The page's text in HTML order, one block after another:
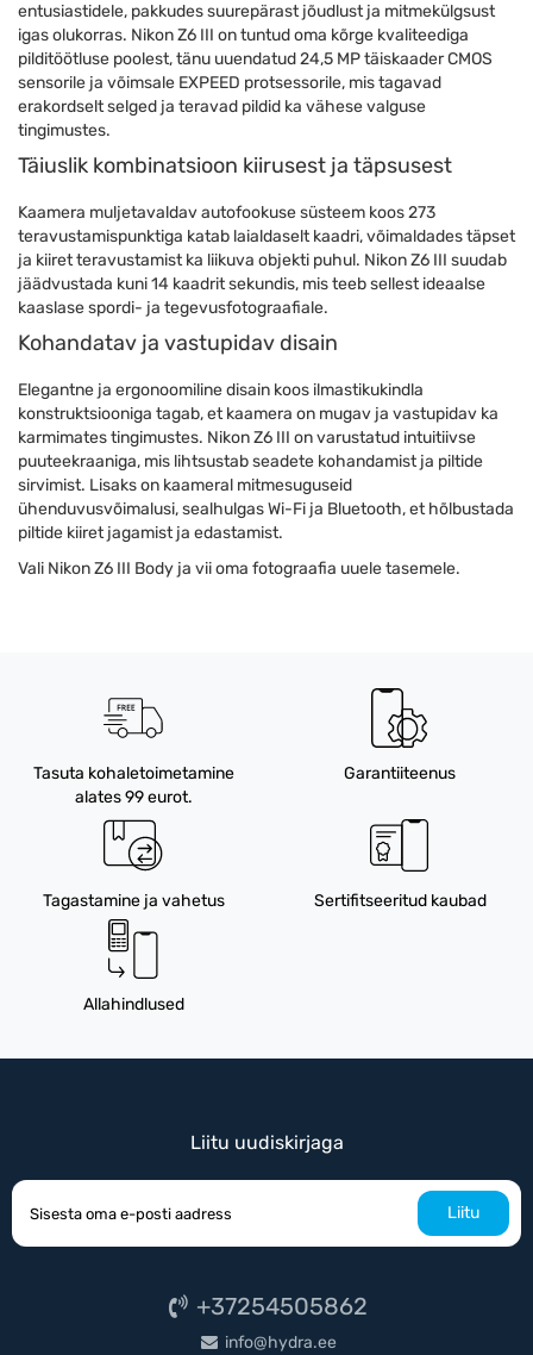
entusiastidele, pakkudes suurepärast jõudlust ja mitmekülgsust
igas olukorras. Nikon Z6 III on tuntud oma kõrge kvaliteediga
pilditöötluse poolest, tänu uuendatud 24,5 MP täiskaader CMOS
sensorile ja võimsale EXPEED protsessorile, mis tagavad
erakordselt selged ja teravad pildid ka vähese valguse
tingimustes.
Täiuslik kombinatsioon kiirusest ja täpsusest
Kaamera muljetavaldav autofookuse süsteem koos 273
teravustamispunktiga katab laialdaselt kaadri, võimaldades täpset
ja kiiret teravustamist ka liikuva objekti puhul. Nikon Z6 III suudab
jäädvustada kuni 14 kaadrit sekundis, mis teeb sellest ideaalse
kaaslase spordi- ja tegevusfotograafiale.
Kohandatav ja vastupidav disain
Elegantne ja ergonoomiline disain koos ilmastikukindla
konstruktsiooniga tagab, et kaamera on mugav ja vastupidav ka
karmimates tingimustes. Nikon Z6 III on varustatud intuitiivse
puuteekraaniga, mis lihtsustab seadete kohandamist ja piltide
sirvimist. Lisaks on kaameral mitmesuguseid
ühenduvusvõimalusi, sealhulgas Wi-Fi ja Bluetooth, et hõlbustada
piltide kiiret jagamist ja edastamist.
Vali Nikon Z6 III Body ja vii oma fotograafia uuele tasemele.
Tasuta kohaletoimetamine
alates 99 eurot.
Garantiiteenus
Tagastamine ja vahetus Sertifitseeritud kaubad
Allahindlused
Liitu uudiskirjaga
Liitu
+37254505862
info@hydra.ee